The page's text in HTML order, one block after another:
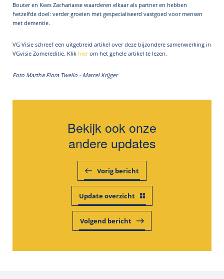
Bouter en Kees Zachariasse waarderen elkaar als partner en hebben
hetzelfde doel: verder groeien met gespecialiseerd vastgoed voor mensen
met dementie.
VG Visie schreef een uitgebreid artikel over deze bijzondere samenwerking in
VGvisie Zomereditie. Klik hierom het gehele artikel te lezen.
Foto Martha Flora Twello - Marcel Krijger
Bekijk ook onze
andere updates
Vorig bericht
Update overzicht
Volgend bericht